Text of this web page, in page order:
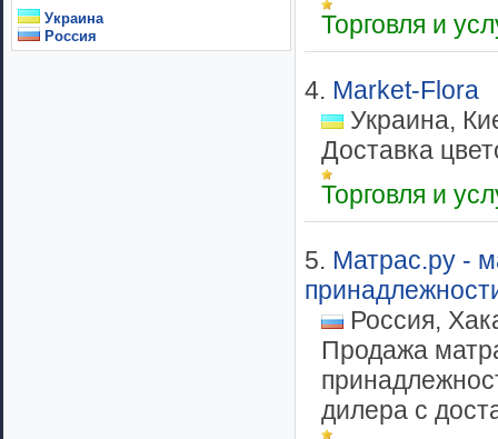
Украина
Россия
Торговля и
4. Market-Flora
Украина,
Доставка
Торговля и
5. Матрас.ру -
Россия,
Продажа
дилера с